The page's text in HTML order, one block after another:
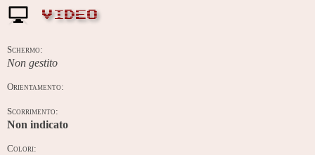
VIDEO
Schermo:
Non gestito
Orientamento:
Scorrimento:
Non indicato
Colori: